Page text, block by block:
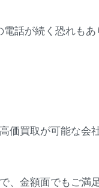
話が続く恐れもあ
価買取が可能な会
、金額面でもご満